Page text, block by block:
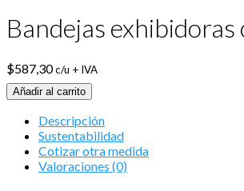
Bandejas
$587,30c/u + IVA
Añadir al carrito
Descripción
Sustentabilidad
Cotizar otra medida
Valoraciones (0)